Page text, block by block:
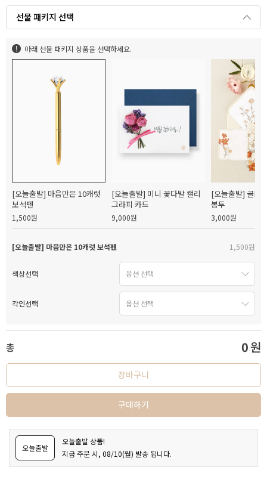
선물 패키지 선택
아래 선물 패키지 상품을 선택하세요.
[오늘출발] 마음만은 10캐럿
보석펜
1,500원
[오늘출발] 미니 꽃다발 캘리
그라피 카드
9,000원
[오늘출발] 골든
봉투
3,000원
[오늘출발] 마음만은 10캐럿 보석펜 1,500원
색상선택
각인선택
총 0원
장바구니
구매하기
오늘출발
오늘출발 상품!
지금 주문 시, 08/10(월) 발송 됩니다.